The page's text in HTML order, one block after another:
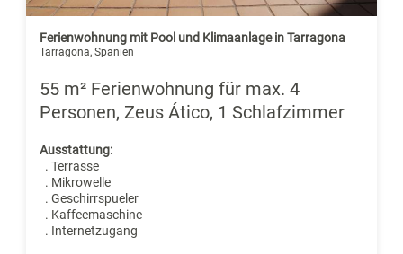
Ferienwohnung mit Pool und Klimaanlage in Tarragona
Tarragona, Spanien
55 m² Ferienwohnung für max. 4
Personen, Zeus Ático, 1 Schlafzimmer
Ausstattung:
. Terrasse
. Mikrowelle
. Geschirrspueler
. Kaffeemaschine
. Internetzugang